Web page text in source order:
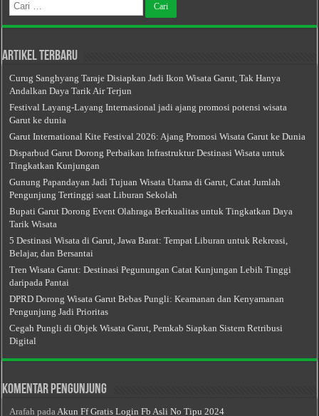
untuk:
Artikel Terbaru
Curug Sanghyang Taraje Disiapkan Jadi Ikon Wisata Garut, Tak Hanya
Andalkan Daya Tarik Air Terjun
Festival Layang-Layang Internasional jadi ajang promosi potensi wisata
Garut ke dunia
Garut International Kite Festival 2026: Ajang Promosi Wisata Garut ke Dunia
Disparbud Garut Dorong Perbaikan Infrastruktur Destinasi Wisata untuk
Tingkatkan Kunjungan
Gunung Papandayan Jadi Tujuan Wisata Utama di Garut, Catat Jumlah
Pengunjung Tertinggi saat Liburan Sekolah
Bupati Garut Dorong Event Olahraga Berkualitas untuk Tingkatkan Daya
Tarik Wisata
5 Destinasi Wisata di Garut, Jawa Barat: Tempat Liburan untuk Rekreasi,
Belajar, dan Bersantai
Tren Wisata Garut: Destinasi Pegunungan Catat Kunjungan Lebih Tinggi
daripada Pantai
DPRD Dorong Wisata Garut Bebas Pungli: Keamanan dan Kenyamanan
Pengunjung Jadi Prioritas
Cegah Pungli di Objek Wisata Garut, Pemkab Siapkan Sistem Retribusi
Digital
Komentar Pengunjung
Arafah pada Akun Ff Gratis Login Fb Asli No Tipu 2024